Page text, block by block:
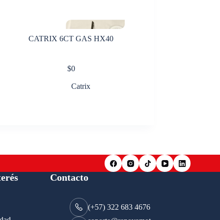
CATRIX 6CT GAS HX40
$0
Catrix
Contacto
(+57) 322 683 4676